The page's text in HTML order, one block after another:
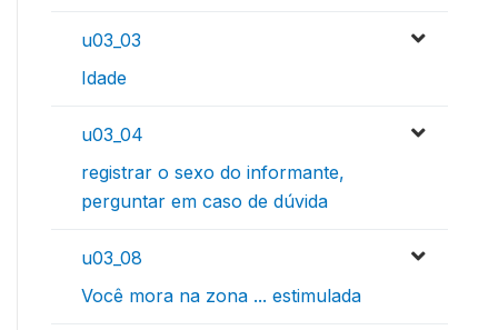
u03_03
Idade
u03_04
registrar o sexo do informante,
perguntar em caso de dúvida
u03_08
Você mora na zona ... estimulada